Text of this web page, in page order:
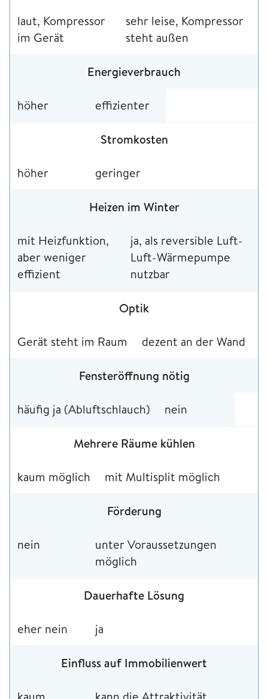
laut, Kompressor
im Gerät
sehr leise, Kompressor
steht außen
Energieverbrauch
höher effizienter
Stromkosten
höher geringer
Heizen im Winter
mit Heizfunktion,
aber weniger
effizient
ja, als reversible Luft-
Luft-Wärmepumpe
nutzbar
Optik
Gerät steht im Raum dezent an der Wand
Fensteröffnung nötig
häufig ja (Abluftschlauch) nein
Mehrere Räume kühlen
kaum möglich mit Multisplit möglich
Förderung
nein
unter Voraussetzungen
möglich
Dauerhafte Lösung
eher nein ja
Einfluss auf Immobilienwert